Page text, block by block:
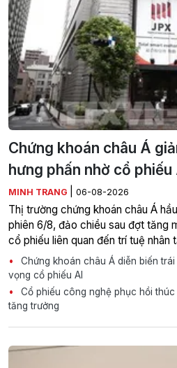
Chứng khoán châu Á
hưng phấn nhờ cổ phiếu
MINH TRANG 06-08-2026
Thị trường chứng khoán châu Á
phiên 6/8, đảo chiều sau đợt tăng
cổ phiếu liên quan đến trí tuệ nhân
Chứng khoán châu Á diễn biến
vọng cổ phiếu AI
Cổ phiếu công nghệ phục hồi
tăng trưởng